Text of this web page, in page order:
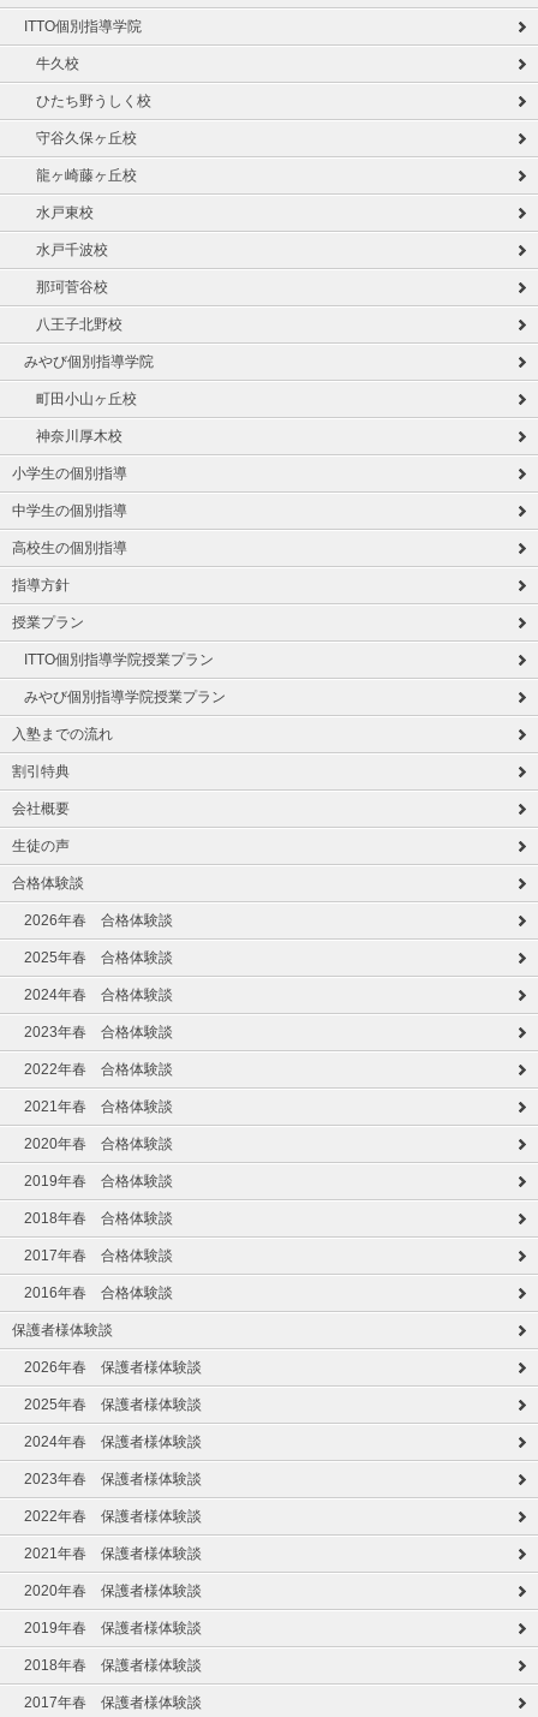
ITTO個別指導学院
牛久校
ひたち野うしく校
守谷久保ヶ丘校
龍ヶ崎藤ヶ丘校
水戸東校
水戸千波校
那珂菅谷校
八王子北野校
みやび個別指導学院
町田小山ヶ丘校
神奈川厚木校
小学生の個別指導
中学生の個別指導
高校生の個別指導
指導方針
授業プラン
ITTO個別指導学院授業プラン
みやび個別指導学院授業プラン
入塾までの流れ
割引特典
会社概要
生徒の声
合格体験談
2026年春 合格体験談
2025年春 合格体験談
2024年春 合格体験談
2023年春 合格体験談
2022年春 合格体験談
2021年春 合格体験談
2020年春 合格体験談
2019年春 合格体験談
2018年春 合格体験談
2017年春 合格体験談
2016年春 合格体験談
保護者様体験談
2026年春 保護者様体験談
2025年春 保護者様体験談
2024年春 保護者様体験談
2023年春 保護者様体験談
2022年春 保護者様体験談
2021年春 保護者様体験談
2020年春 保護者様体験談
2019年春 保護者様体験談
2018年春 保護者様体験談
2017年春 保護者様体験談